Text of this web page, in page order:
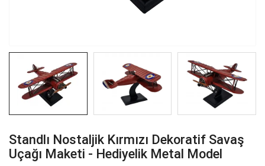
Standlı Nostaljik Kırmızı Dekoratif Savaş
Uçağı Maketi - Hediyelik Metal Model